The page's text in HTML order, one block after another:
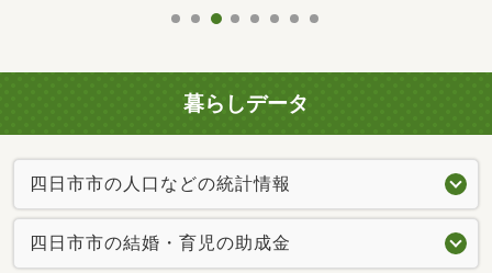
暮らしデータ
四日市市の人口などの統計情報
四日市市の結婚・育児の助成金